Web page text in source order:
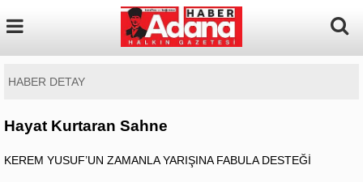
HABER DETAY
Hayat Kurtaran Sahne
KEREM YUSUF’UN ZAMANLA YARIŞINA FABULA DESTEĞİ